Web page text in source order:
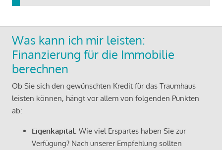
Was kann ich mir leisten:
Finanzierung für die Immobilie
berechnen
Ob Sie sich den gewünschten Kredit für das Traumhaus
leisten können, hängt vor allem von folgenden Punkten
ab:
Eigenkapital: Wie viel Erspartes haben Sie zur
Verfügung? Nach unserer Empfehlung sollten